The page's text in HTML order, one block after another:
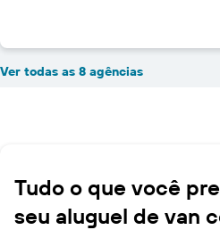
Ver todas as 8 agências
Tudo o que você
seu aluguel de van